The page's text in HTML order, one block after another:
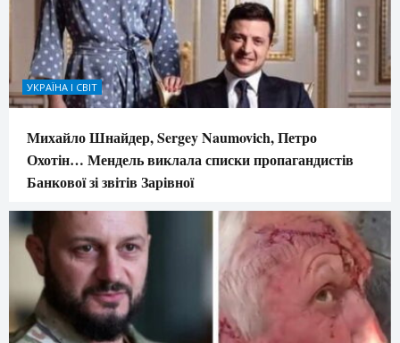
УКРАЇНА І СВІТ
Михайло Шнайдер, Sergey Naumovich, Петро
Охотін… Мендель виклала списки пропагандистів
Банкової зі звітів Зарівної